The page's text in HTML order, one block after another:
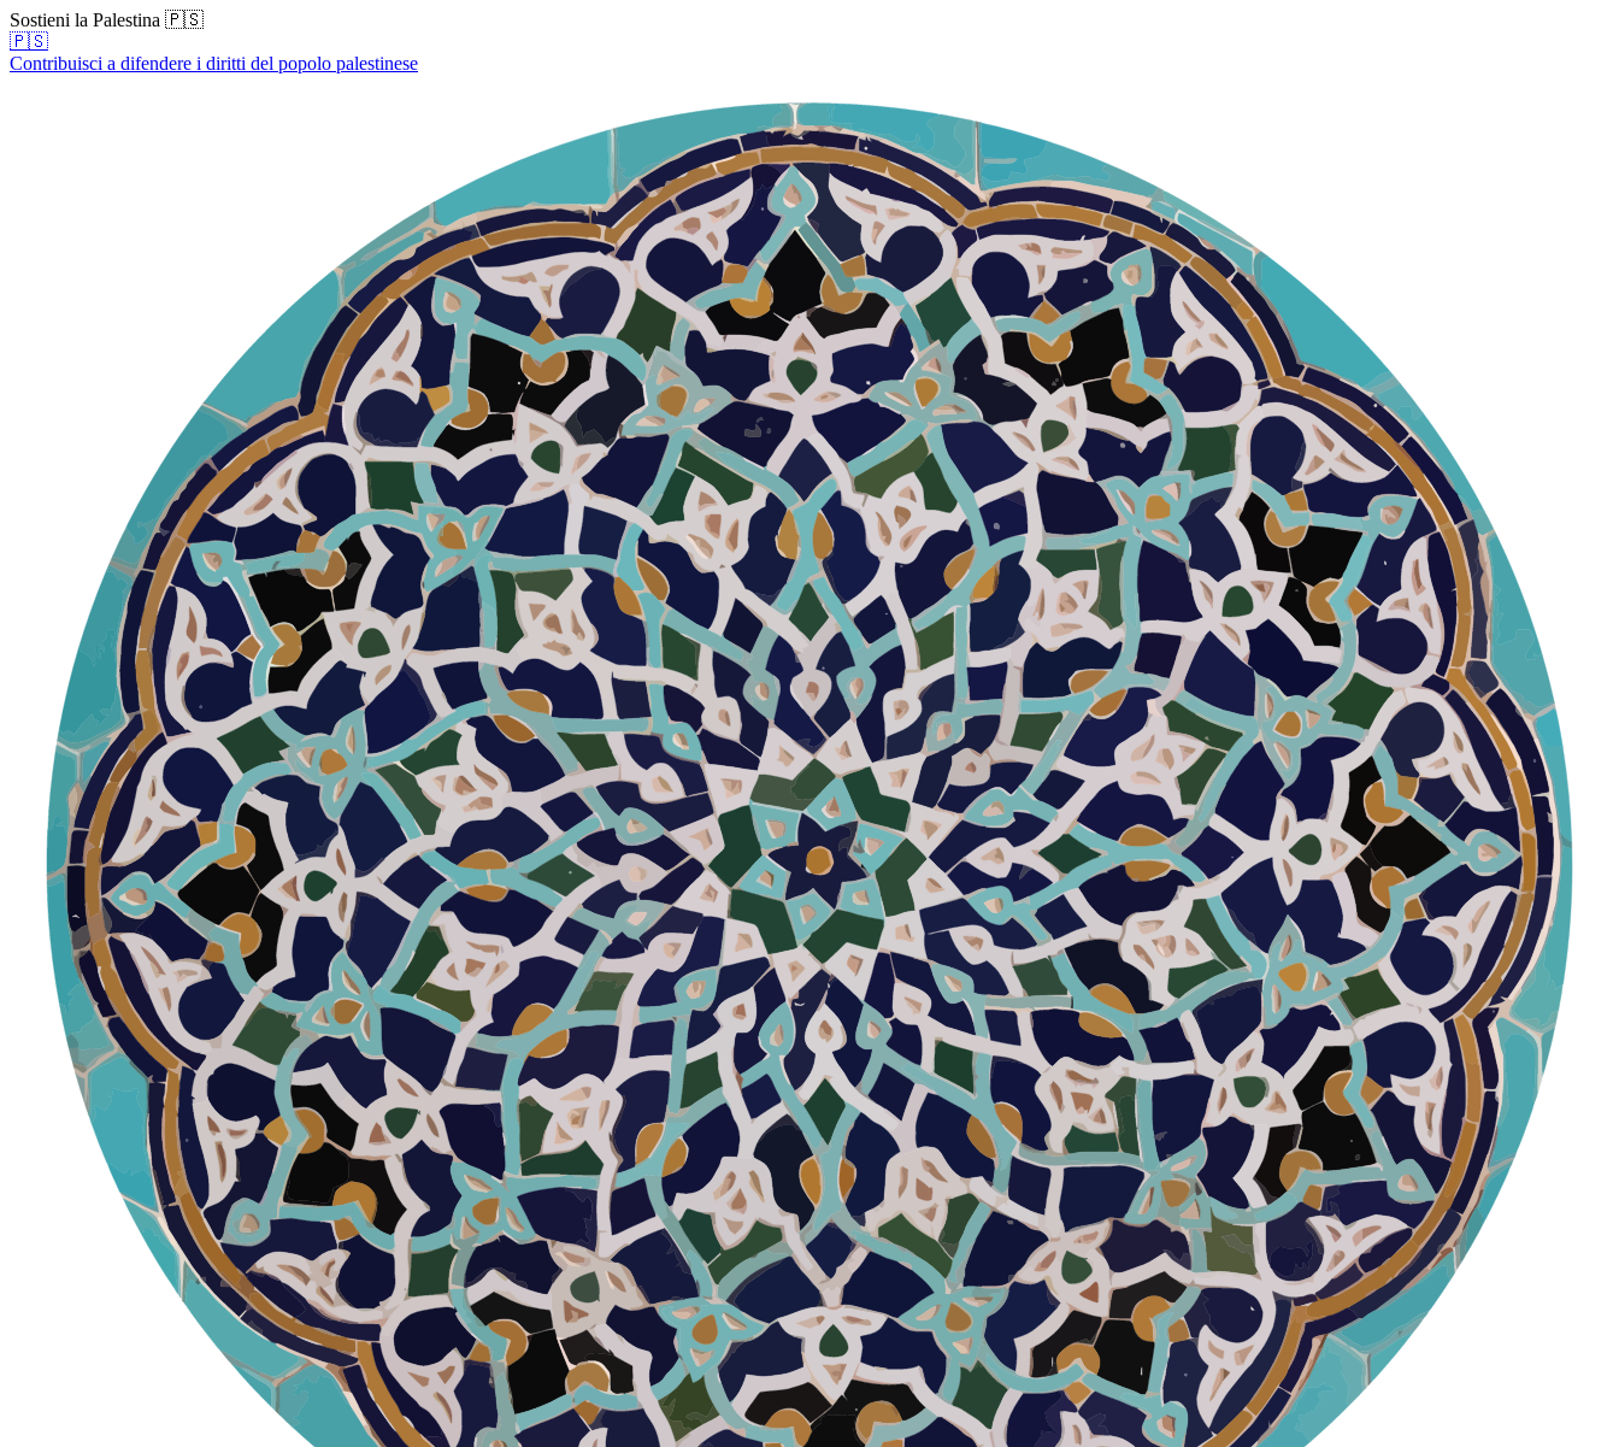
Sostieni la Palestina 🇵🇸
🇵🇸
Contribuisci a difendere i diritti del popolo palestinese